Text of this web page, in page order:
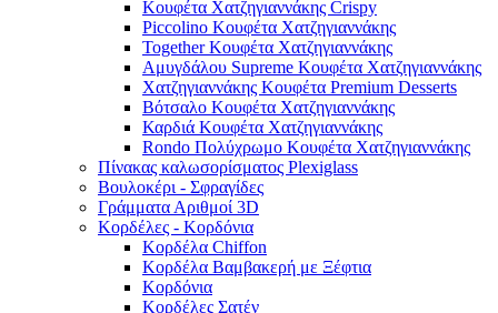
Κουφέτα Χατζηγιαννάκης Crispy
Piccolino Κουφέτα Χατζηγιαννάκης
Together Κουφέτα Χατζηγιαννάκης
Αμυγδάλου Supreme Κουφέτα Χατζηγιαννάκης
Χατζηγιαννάκης Κουφέτα Premium Desserts
Βότσαλο Κουφέτα Χατζηγιαννάκης
Καρδιά Κουφέτα Χατζηγιαννάκης
Rondo Πολύχρωμο Κουφέτα Χατζηγιαννάκης
Πίνακας καλωσορίσματος Plexiglass
Βουλοκέρι - Σφραγίδες
Γράμματα Αριθμοί 3D
Κορδέλες - Κορδόνια
Κορδέλα Chiffon
Κορδέλα Βαμβακερή με Ξέφτια
Κορδόνια
Κορδέλες Σατέν